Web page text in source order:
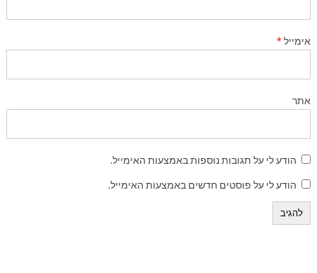
אימייל*
אתר
הודע לי על תגובות נוספות באמצעות האימייל.
הודע לי על פוסטים חדשים באמצעות האימייל.